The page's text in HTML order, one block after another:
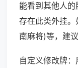
能看到其他人
存在此类外挂
南麻将)等，建
自定义修改牌：